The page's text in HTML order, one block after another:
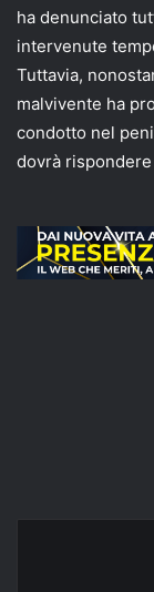
ha denunciato
intervenute
Tuttavia,
malvivente ha
condotto nel
dovrà rispondere